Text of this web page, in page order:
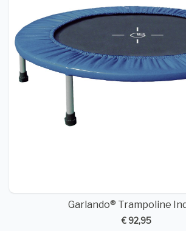
Garlando® Trampoline
€ 92,95